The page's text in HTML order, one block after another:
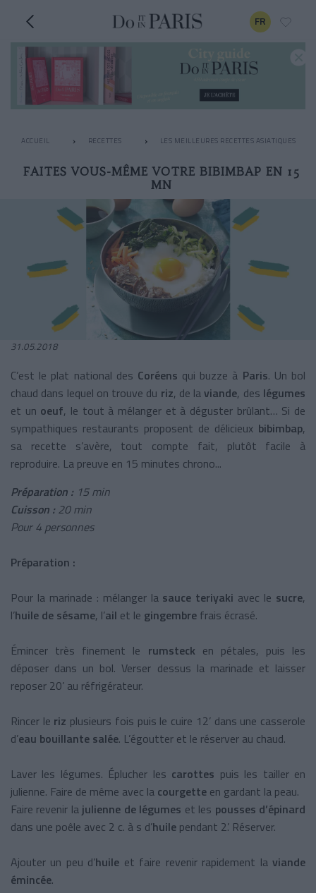
FR
ACCUEIL RECETTES LES MEILLEURES RECETTES ASIATIQUES
FAITES VOUS-MÊME VOTRE BIBIMBAP EN 15
MN
31.05.2018
C’est le plat national des Coréens qui buzze à Paris. Un bol
chaud dans lequel on trouve du riz, de laviande, des légumes
et un oeuf, le tout à mélanger et à déguster brûlant… Si de
sympathiques restaurants proposent de délicieux bibimbap,
sa recette s’avère, tout compte fait, plutôt facile à
reproduire. La preuve en 15 minutes chrono...
Préparation :15 min
Cuisson :20 min
Pour 4 personnes
Préparation :
Pour la marinade : mélanger la sauce teriyaki avec le sucre,
l’huile de sésame, l’ail et le gingembre frais écrasé.
Émincer très finement le rumsteck en pétales, puis les
déposer dans un bol. Verser dessus la marinade et laisser
reposer 20’ au réfrigérateur.
Rincer le riz plusieurs fois puis le cuire 12’ dans une casserole
d’eau bouillante salée. L’égoutter et le réserver au chaud.
Laver les légumes. Éplucher les carottes puis les tailler en
julienne. Faire de même avec la courgette en gardant la peau.
Faire revenir lajulienne de légumes et les pousses d’épinard
dans une poêle avec 2 c. à s d’huile pendant 2’. Réserver.
Ajouter un peu d’huile et faire revenir rapidement laviande
émincée.